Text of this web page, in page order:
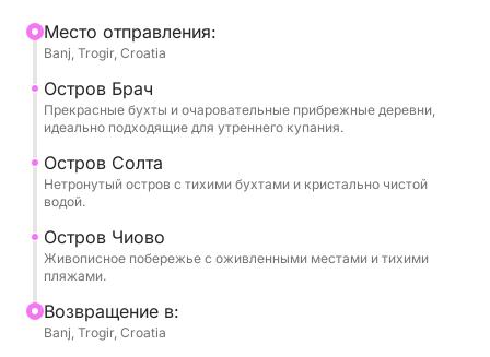
живописной прибрежной деревне. Оттуда мы
отправимся на Шолту, тихий остров, известный
своей нетронутой природой, укромными бухтами
и традиционными рыбацкими деревнями —
идеальное место для спокойного купания или
прогулки по набережной.
Во второй половине дня экскурсия продолжится
на острове Чиово, где вы сможете исследовать
его прекрасные пляжи, отдохнуть в тихих бухтах
вкусный местный обед. Шкипер составит
маршрут с учетом ваших предпочтений,
Mесто отправления:
Banj, Trogir, Croatia
Остров Брач
Прекрасные бухты и очаровательные прибрежные деревни,
идеально подходящие для утреннего купания.
Остров Солта
Нетронутый остров с тихими бухтами и кристально чистой
водой.
Остров Чиово
Живописное побережье с оживленными местами и тихими
пляжами.
Bозвращение в:
Banj, Trogir, Croatia